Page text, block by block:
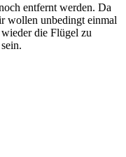
entfernt werden. Da
wollen unbedingt einmal
die Flügel zu